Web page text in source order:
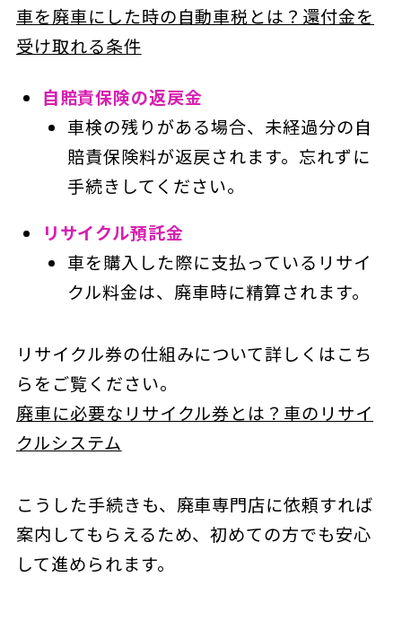
車を廃車にした時の自動車税とは？還付金を
受け取れる条件
自賠責保険の返戻金
車検の残りがある場合、未経過分の自
賠責保険料が返戻されます。忘れずに
手続きしてください。
リサイクル預託金
車を購入した際に支払っているリサイ
クル料金は、廃車時に精算されます。
リサイクル券の仕組みについて詳しくはこち
らをご覧ください。
廃車に必要なリサイクル券とは？車のリサイ
クルシステム
こうした手続きも、廃車専門店に依頼すれば
案内してもらえるため、初めての方でも安心
して進められます。